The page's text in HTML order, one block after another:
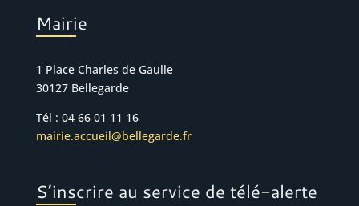
Mairie
1 Place Charles de Gaulle
30127 Bellegarde
Tél : 04 66 01 11 16
mairie.accueil@bellegarde.fr
S’inscrire au service de télé-alerte